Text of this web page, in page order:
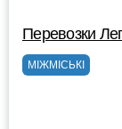
Перевозки
МІЖМІСЬКІ